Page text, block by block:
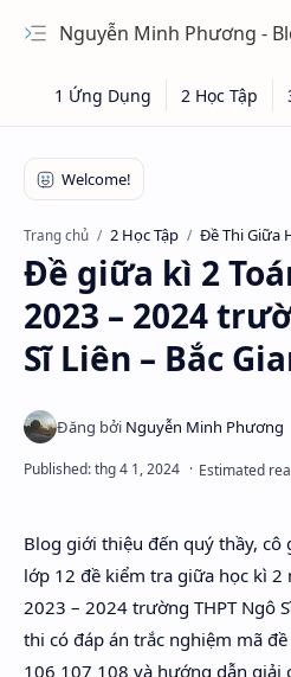
Nguyễn Minh Phương - Blog Chia sẻ Kiến thức Chứng khoán &
Hidden Menu
Hidden Menu
Trang chủ 2 Học Tập Đề Thi Giữa
Đề giữa kì 2
2023 – 2024
Sĩ Liên – Bắc
Blog giới thiệu đến quý thầy, cô
lớp 12 đề kiểm tra giữa học kì 2
2023 – 2024 trường THPT Ngô
thi có đáp án trắc nghiệm mã
106 107 108 và hướng dẫn giải